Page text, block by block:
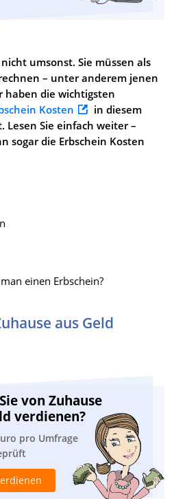
umsonst. Sie müssen als
– unter anderem jenen
haben die wichtigsten
Kosten
in diesem
Lesen Sie einfach weiter –
sogar die Erbschein Kosten
einen Erbschein?
aus Geld
von Zuhause
verdienen?
pro Umfrage